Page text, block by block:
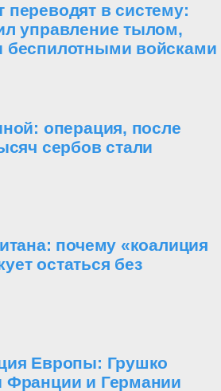
в систему:
управление тылом,
беспилотными войсками
операция, после
сербов стали
почему «коалиция
остаться без
Европы: Грушко
Франции и Германии